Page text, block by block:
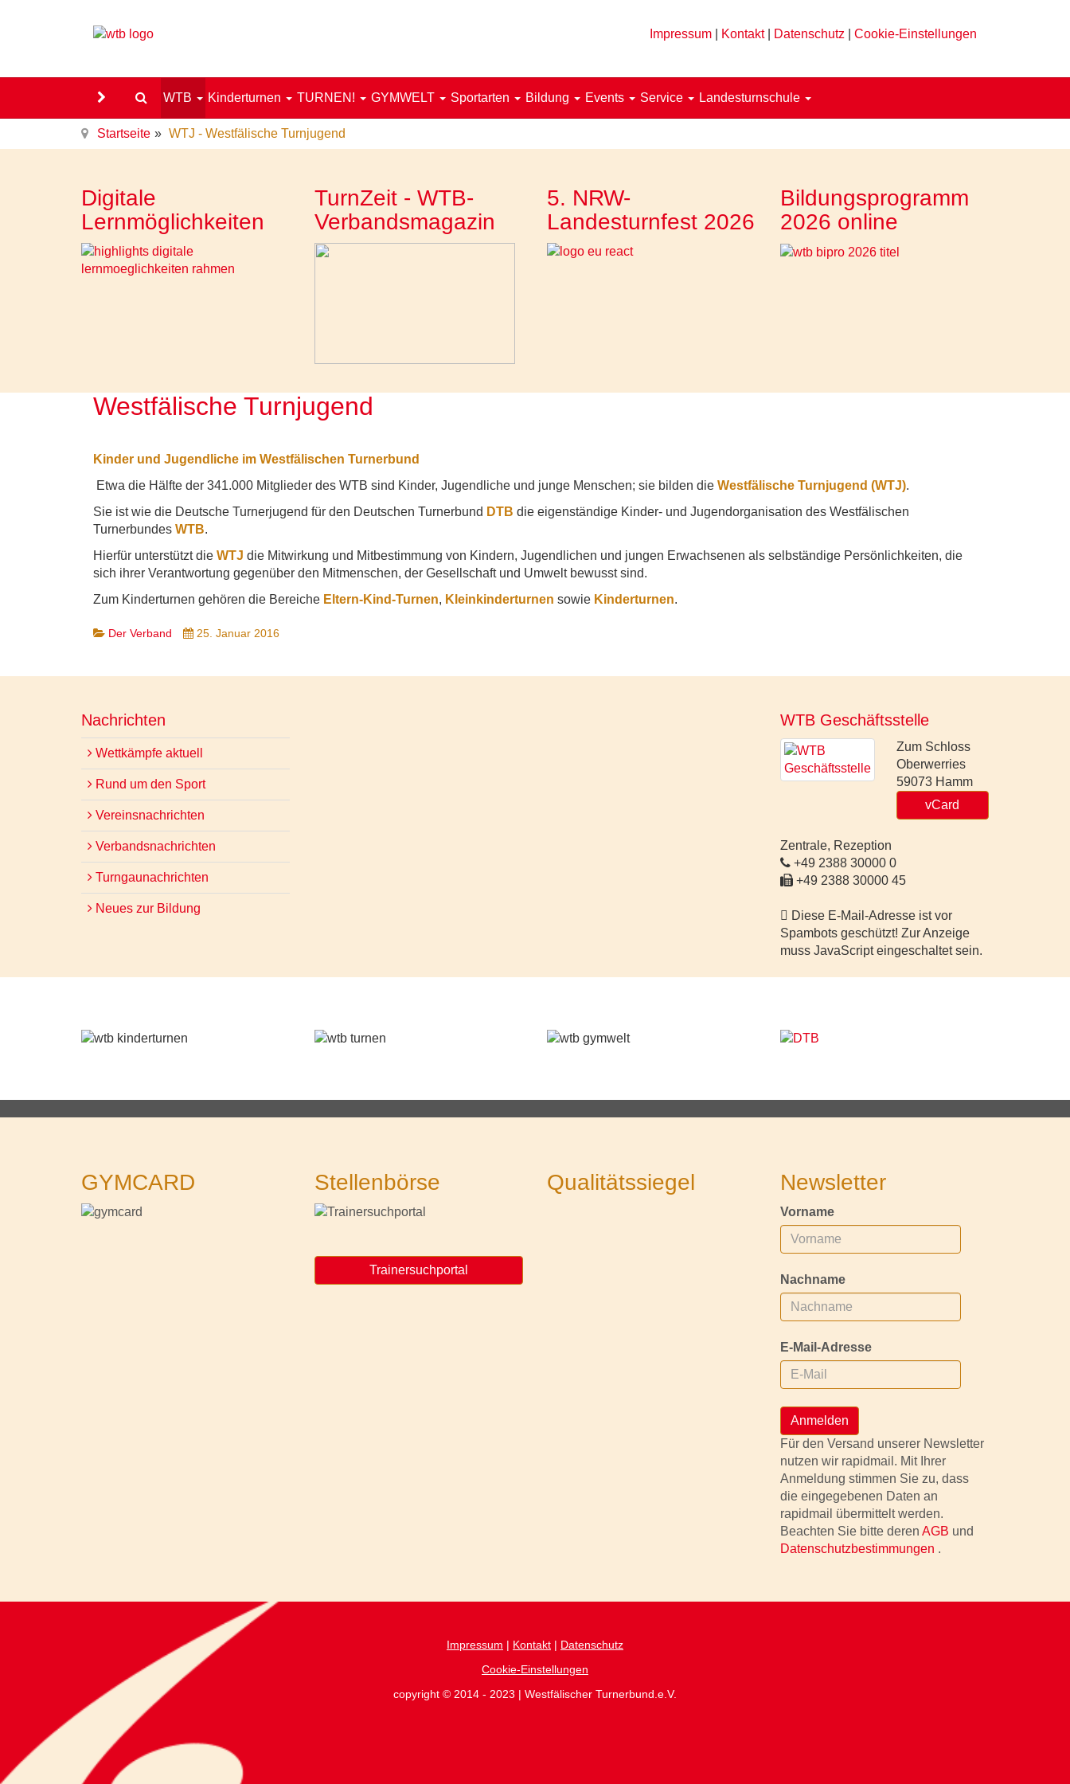
Impressum Kontakt| Datenschutz Cookie-Einstellungen
WTB Kinderturnen TURNEN! GYMWELT Sportarten Bildung Events Service Landesturnschule
Startseite WTJ - Westfälische Turnjugend
Digitale
Lernmöglichkeiten
TurnZeit - WTB-
Verbandsmagazin
5. NRW-
Landesturnfest 2026
Bildungsprogramm
2026 online
Westfälische Turnjugend
Kinder und Jugendliche im Westfälischen Turnerbund
Etwa die Hälfte der 341.000 Mitglieder des WTB sind Kinder, Jugendliche und junge Menschen; sie bilden die Westfälische Turnjugend (WTJ).
Sie ist wie die Deutsche Turnerjugend für den Deutschen Turnerbund DTB die eigenständige Kinder- und Jugendorganisation des Westfälischen
Turnerbundes WTB.
Hierfür unterstützt die WTJ die Mitwirkung und Mitbestimmung von Kindern, Jugendlichen und jungen Erwachsenen als selbständige Persönlichkeiten, die
sich ihrer Verantwortung gegenüber den Mitmenschen, der Gesellschaft und Umwelt bewusst sind.
Zum Kinderturnen gehören die Bereiche Eltern-Kind-Turnen, Kleinkinderturnen sowie Kinderturnen.
Der Verband 25. Januar 2016
Nachrichten
Wettkämpfe aktuell
Rund um den Sport
Vereinsnachrichten
Verbandsnachrichten
Turngaunachrichten
Neues zur Bildung
WTB Geschäftsstelle
Zum Schloss
Oberwerries
59073 Hamm
vCard
Zentrale, Rezeption
+49 2388 30000 0
+49 2388 30000 45
Diese E-Mail-Adresse ist vor
Spambots geschützt! Zur Anzeige
muss JavaScript eingeschaltet sein.
GYMCARD Stellenbörse
Trainersuchportal
Qualitätssiegel Newsletter
Vorname
Nachname
E-Mail-Adresse
Anmelden
Für den Versand unserer Newsletter
nutzen wir rapidmail. Mit Ihrer
Anmeldung stimmen Sie zu, dass
die eingegebenen Daten an
rapidmail übermittelt werden.
Beachten Sie bitte deren AGB und
Datenschutzbestimmungen .
Impressum | Kontakt | Datenschutz
Cookie-Einstellungen
copyright © 2014 - 2023 | Westfälischer Turnerbund.e.V.